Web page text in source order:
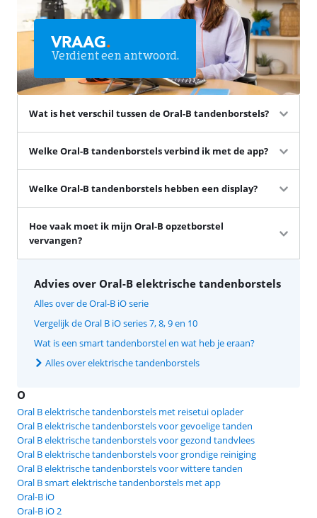
Wat is het verschil tussen de Oral-B tandenborstels?
Welke Oral-B tandenborstels verbind ik met de app?
Welke Oral-B tandenborstels hebben een display?
Hoe vaak moet ik mijn Oral-B opzetborstel
vervangen?
VRAAG.
Verdient een antwoord.
Advies over Oral-B elektrische tandenborstels
Alles over de Oral-B iO serie
Vergelijk de Oral B iO series 7, 8, 9 en 10
Wat is een smart tandenborstel en wat heb je eraan?
Alles over elektrische tandenborstels
O
Oral B elektrische tandenborstels met reisetui oplader
Oral B elektrische tandenborstels voor gevoelige tanden
Oral B elektrische tandenborstels voor gezond tandvlees
Oral B elektrische tandenborstels voor grondige reiniging
Oral B elektrische tandenborstels voor wittere tanden
Oral B smart elektrische tandenborstels met app
Oral-B iO
Oral-B iO 2